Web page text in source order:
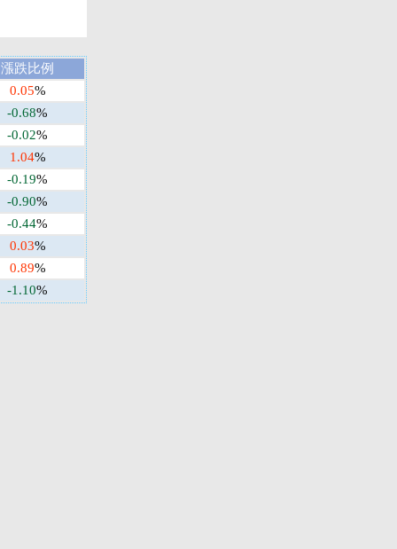
漲跌比例
0.05%
-0.68%
-0.02%
1.04%
-0.19%
-0.90%
-0.44%
0.03%
0.89%
-1.10%